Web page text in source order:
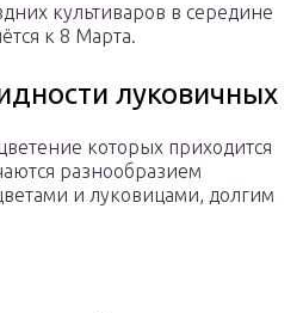
культиваров в середине
к 8 Марта.
луковичных
которых приходится
разнообразием
и луковицами, долгим